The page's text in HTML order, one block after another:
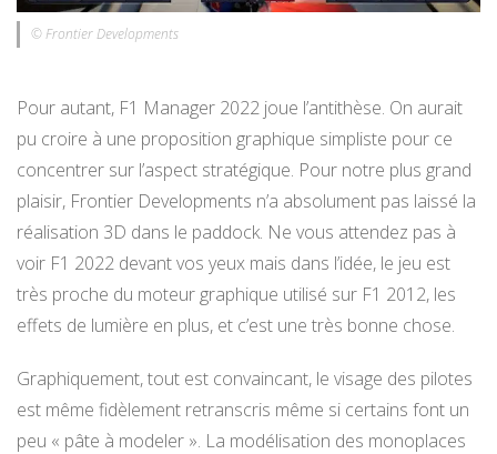
© Frontier Developments
Pour autant, F1 Manager 2022 joue l’antithèse. On aurait
pu croire à une proposition graphique simpliste pour ce
concentrer sur l’aspect stratégique. Pour notre plus grand
plaisir, Frontier Developments n’a absolument pas laissé la
réalisation 3D dans le paddock. Ne vous attendez pas à
voir F1 2022 devant vos yeux mais dans l’idée, le jeu est
très proche du moteur graphique utilisé sur F1 2012, les
effets de lumière en plus, et c’est une très bonne chose.
Graphiquement, tout est convaincant, le visage des pilotes
est même fidèlement retranscris même si certains font un
peu « pâte à modeler ». La modélisation des monoplaces